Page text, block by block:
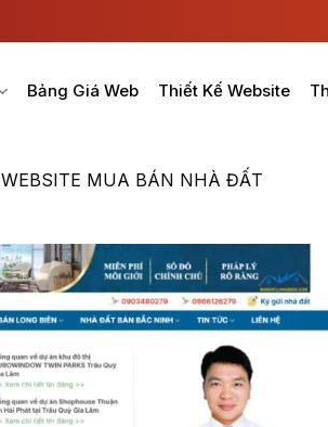
Bảng Giá Web Thiết Kế Website
WEBSITE MUA BÁN NHÀ ĐẤT